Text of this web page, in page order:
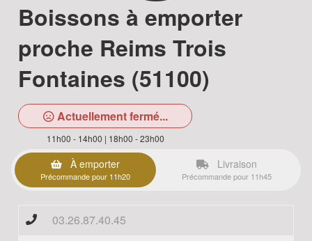
Boissons à emporter
proche Reims Trois
Fontaines (51100)
Actuellement fermé...
11h00 - 14h00 | 18h00 - 23h00
À emporter
Précommande pour 11h20
Livraison
Précommande pour 11h45
03.26.87.40.45